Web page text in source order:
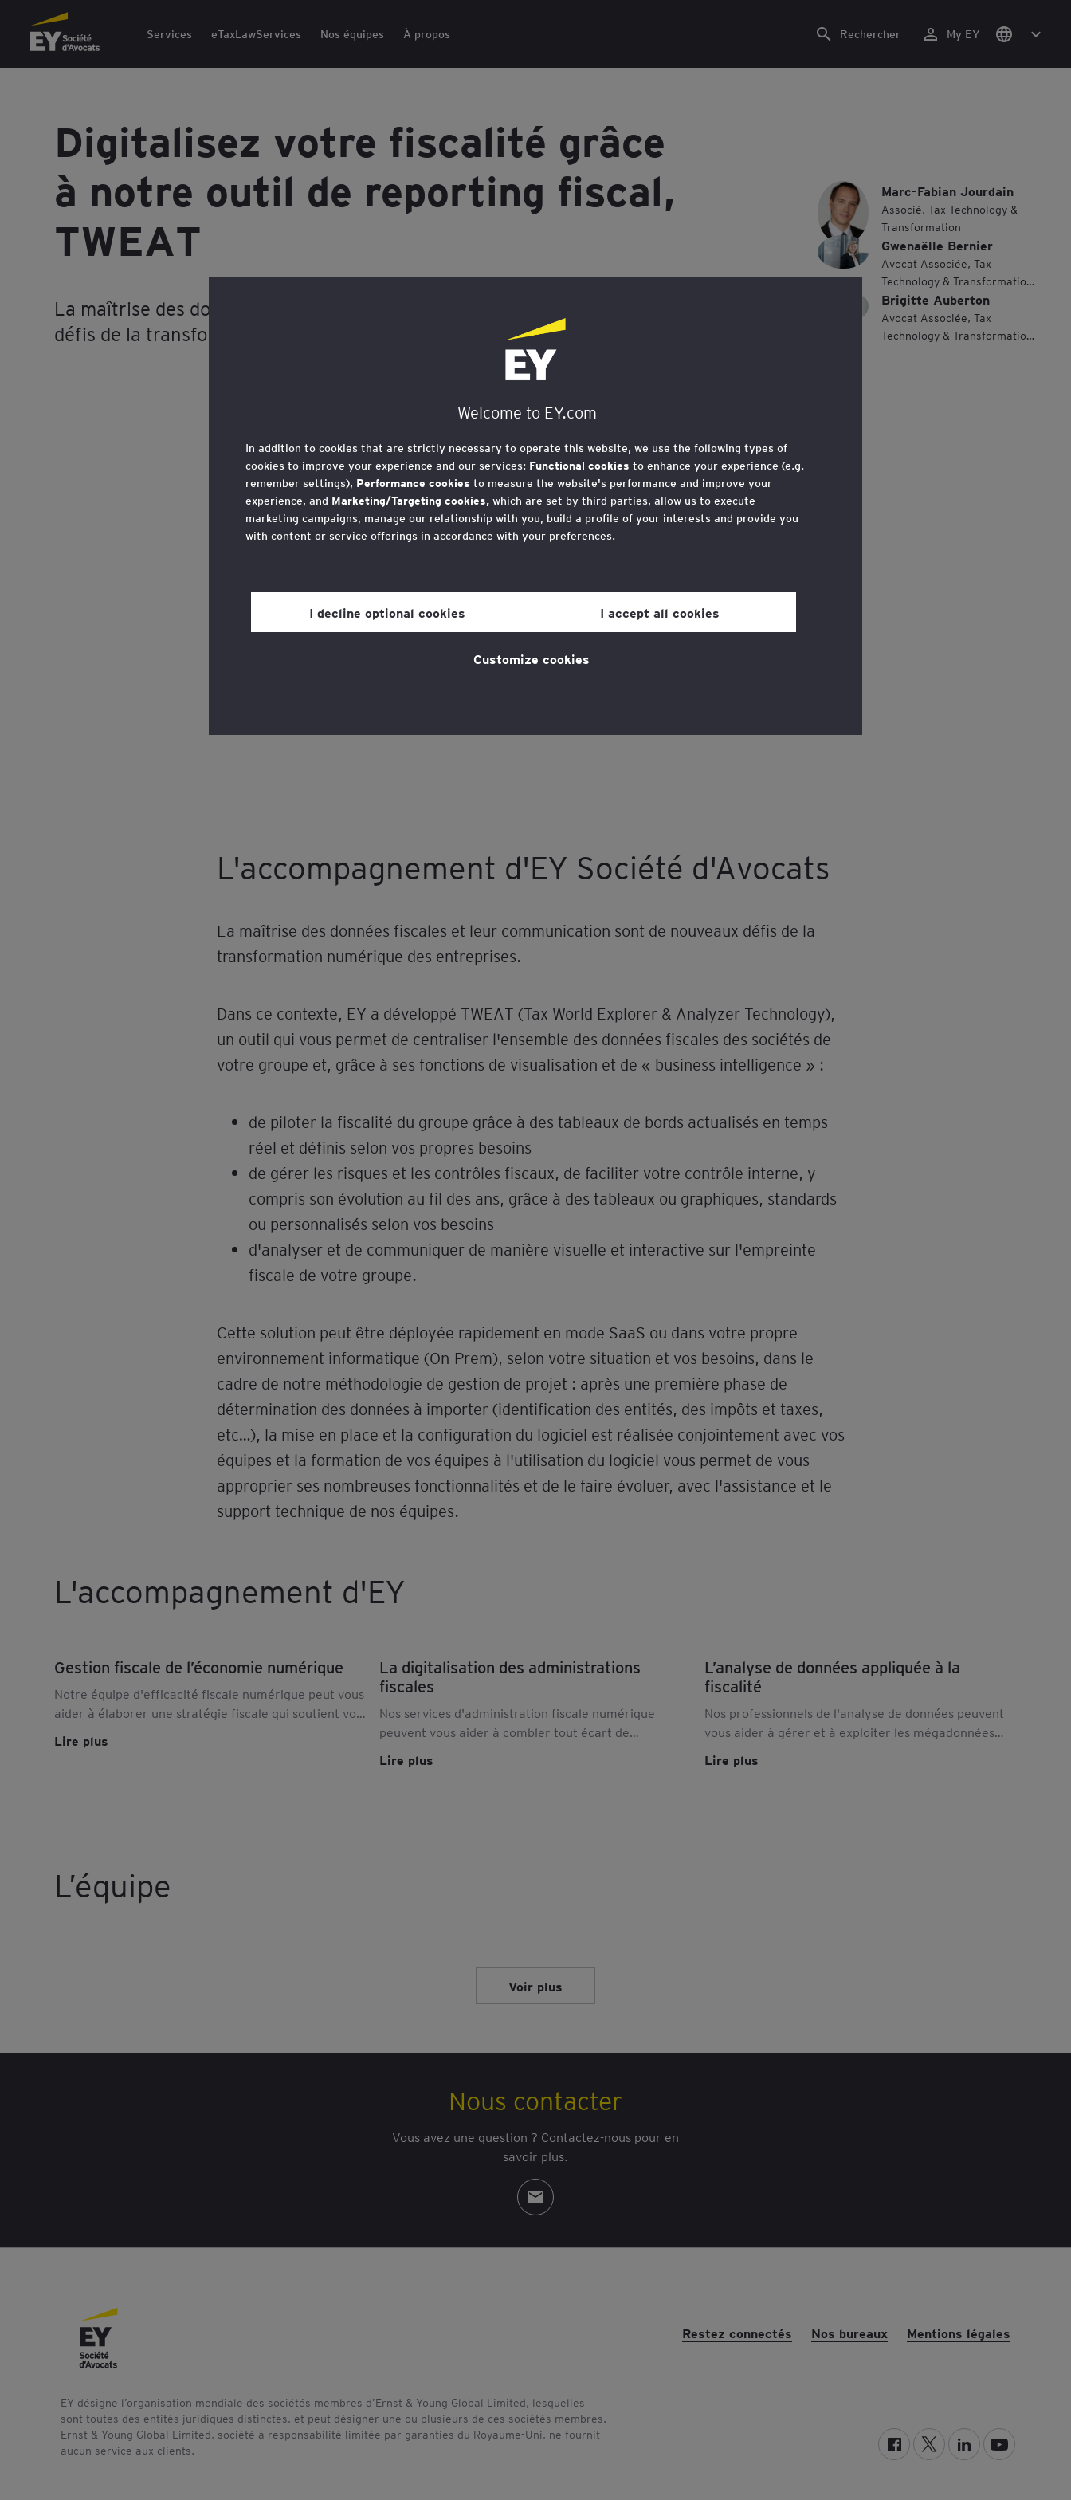
EY Société d'Avocats
Services eTaxLawServices Nos équipes À propos Rechercher My EY
Digitalisez votre fiscalité grâce
à notre outil de reporting fiscal,
TWEAT
La maîtrise des données fiscales et leur communication sont de nouveaux
défis de la transformation numérique des entreprises
Marc-Fabian Jourdain
Associé, Tax Technology &
Transformation
Gwenaëlle Bernier
Avocat Associée, Tax
Technology & Transformation
Leader, Western Europe
Maghreb
Brigitte Auberton
Avocat Associée, Tax
Technology & Transformation,
L'accompagnement d'EY Société d'Avocats
​La maîtrise des données fiscales et leur communication sont de nouveaux défis de la
transformation numérique des entreprises.
Dans ce contexte, EY a développé TWEAT (Tax World Explorer & Analyzer Technology),
un outil qui vous permet de centraliser l'ensemble des données fiscales des sociétés de
votre groupe et, grâce à ses fonctions de visualisation et de « business intelligence » :
de piloter la fiscalité du groupe grâce à des tableaux de bords actualisés en temps
réel et définis selon vos propres besoins
de gérer les risques et les contrôles fiscaux, de faciliter votre contrôle interne, y
compris son évolution au fil des ans, grâce à des tableaux ou graphiques, standards
ou personnalisés selon vos besoins
d'analyser et de communiquer de manière visuelle et interactive sur l'empreinte
fiscale de votre groupe.
Cette solution peut être déployée rapidement en mode SaaS ou dans votre propre
environnement informatique (On-Prem), selon votre situation et vos besoins, dans le
cadre de notre méthodologie de gestion de projet : après une première phase de
détermination des données à importer (identification des entités, des impôts et taxes,
etc…), la mise en place et la configuration du logiciel est réalisée conjointement avec vos
équipes et la formation de vos équipes à l'utilisation du logiciel vous permet de vous
approprier ses nombreuses fonctionnalités et de le faire évoluer, avec l'assistance et le
support technique de nos équipes.
L'accompagnement d'EY
Gestion fiscale de l’économie numérique
Notre équipe d'efficacité fiscale numérique peut vous
aider à élaborer une stratégie fiscale qui soutient vos
ambitions numériques et protège votre
investissement. Découvrez notre offre.
Lire plus
La digitalisation des administrations
fiscales
Nos services d'administration fiscale numérique
peuvent vous aider à combler tout écart de
préparation et à préparer, mettre en œuvre et gérer
les nouvelles exigences de déclaration. En savoir plus.
Lire plus
L’analyse de données appliquée à la
fiscalité
Nos professionnels de l'analyse de données peuvent
vous aider à gérer et à exploiter les mégadonnées
pour obtenir une meilleure visibilité sur vos
obligations fiscales. Découvrez notre offre.
Lire plus
L’équipe
Voir plus
Nous contacter
Vous avez une question ? Contactez-nous pour en
savoir plus.
Restez connectés Nos bureaux Mentions légales
EY désigne l’organisation mondiale des sociétés membres d’Ernst & Young Global Limited, lesquelles
sont toutes des entités juridiques distinctes, et peut désigner une ou plusieurs de ces sociétés membres.
Ernst & Young Global Limited, société à responsabilité limitée par garanties du Royaume-Uni, ne fournit
aucun service aux clients.
Welcome to EY.com
In addition to cookies that are strictly necessary to operate this website, we use the following types of
cookies to improve your experience and our services: Functional cookies to enhance your experience (e.g.
remember settings), Performance cookies to measure the website's performance and improve your
experience, and Marketing/Targeting cookies, which are set by third parties, allow us to execute
marketing campaigns, manage our relationship with you, build a profile of your interests and provide you
with content or service offerings in accordance with your preferences.
I decline optional cookies I accept all cookies
Customize cookies